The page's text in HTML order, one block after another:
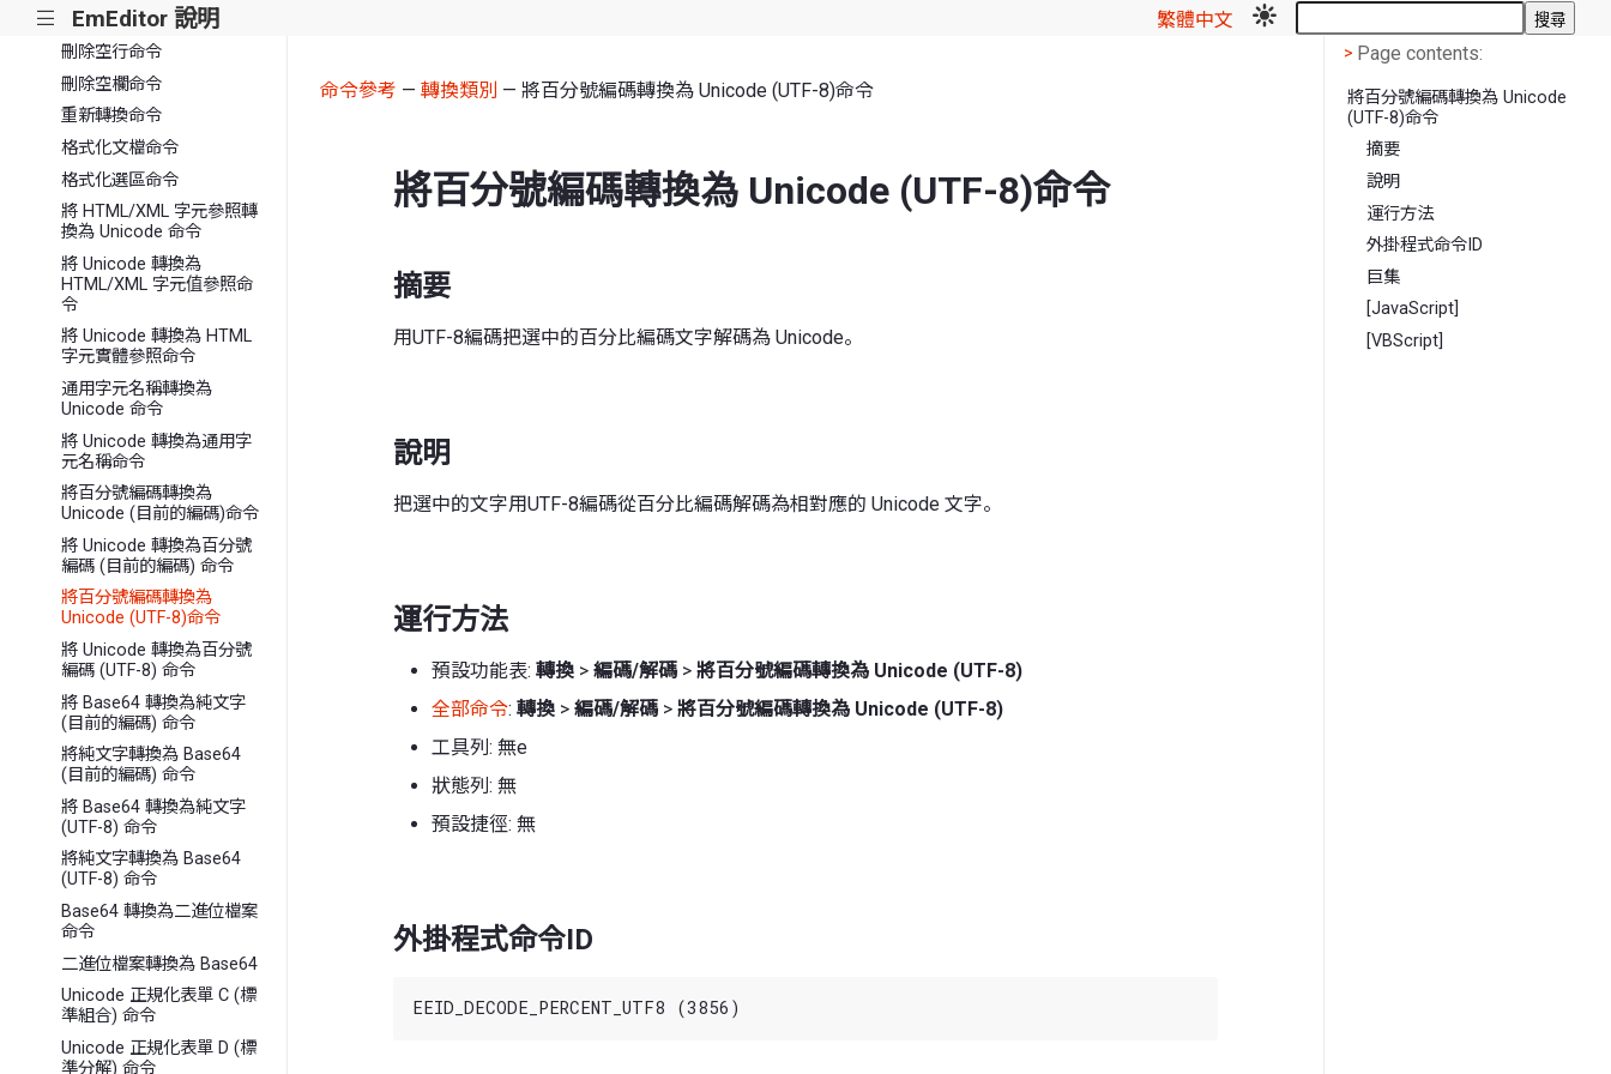
||| EmEditor 說明 繁體中文 搜尋
刪除尾端空格命令
刪除空行命令
刪除空欄命令
重新轉換命令
格式化文檔命令
格式化選區命令
將 HTML/XML 字元參照轉
換為 Unicode 命令
將 Unicode 轉換為
HTML/XML 字元值參照命
令
將 Unicode 轉換為 HTML
字元實體參照命令
通用字元名稱轉換為
Unicode 命令
將 Unicode 轉換為通用字
元名稱命令
將百分號編碼轉換為
Unicode (目前的編碼)命令
將 Unicode 轉換為百分號
編碼 (目前的編碼) 命令
將百分號編碼轉換為
Unicode (UTF-8)命令
將 Unicode 轉換為百分號
編碼 (UTF-8) 命令
將 Base64 轉換為純文字
(目前的編碼) 命令
將純文字轉換為 Base64
(目前的編碼) 命令
將 Base64 轉換為純文字
(UTF-8) 命令
將純文字轉換為 Base64
(UTF-8) 命令
Base64 轉換為二進位檔案
命令
二進位檔案轉換為 Base64
Unicode 正規化表單 C (標
準組合) 命令
Unicode 正規化表單 D (標
準分解) 命令
命令參考 — 轉換類別 — 將百分號編碼轉換為 Unicode (UTF-8)命令
將百分號編碼轉換為 Unicode (UTF-8)命令
摘要
用UTF-8編碼把選中的百分比編碼文字解碼為 Unicode。
說明
把選中的文字用UTF-8編碼從百分比編碼解碼為相對應的 Unicode 文字。
運行方法
預設功能表: 轉換 > 編碼/解碼 > 將百分號編碼轉換為 Unicode (UTF-8)
全部命令: 轉換 > 編碼/解碼 > 將百分號編碼轉換為 Unicode (UTF-8)
工具列: 無e
狀態列: 無
預設捷徑: 無
外掛程式命令ID
< Page contents
> Page contents:
將百分號編碼轉換為 Unicode
(UTF-8)命令
摘要
說明
運行方法
外掛程式命令ID
巨集
[JavaScript]
[VBScript]